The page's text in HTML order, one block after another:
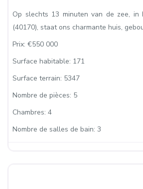
Op slechts 13 minuten van de zee, in
(40170), staat ons charmante huis,
Prix: €550 000
Surface habitable: 171
Surface terrain: 5347
Nombre de pièces: 5
Chambres: 4
Nombre de salles de bain: 3